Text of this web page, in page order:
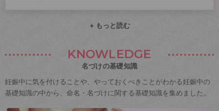
+ もっと読む
KNOWLEDGE
名づけの基礎知識
妊娠中に気を付けることや、やっておくべきことがわかる妊娠中の
基礎知識の中から、命名・名づけに関する基礎知識を集めました。